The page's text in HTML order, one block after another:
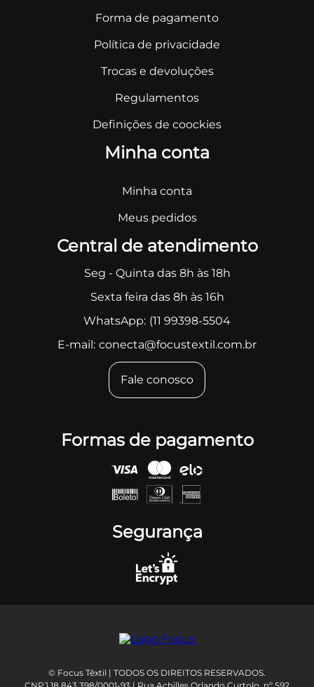
Forma de pagamento
Política de privacidade
Trocas e devoluções
Regulamentos
Definições de coockies
Minha conta
Minha conta
Meus pedidos
Central de atendimento
Seg - Quinta das 8h às 18h
Sexta feira das 8h às 16h
WhatsApp: (11 99398-5504
E-mail: conecta@focustextil.com.br
Fale conosco
Formas de pagamento
Segurança
© Focus Têxtil | TODOS OS DIREITOS RESERVADOS.